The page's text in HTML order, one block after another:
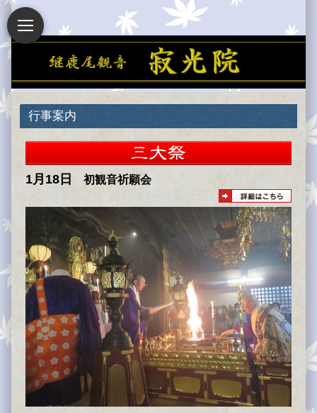
行事案内
1月18日 初観音祈願会